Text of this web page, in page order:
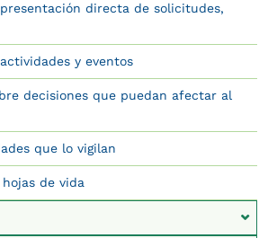
presentación directa de solicitudes,
actividades y eventos
decisiones que puedan afectar al
que lo vigilan
hojas de vida